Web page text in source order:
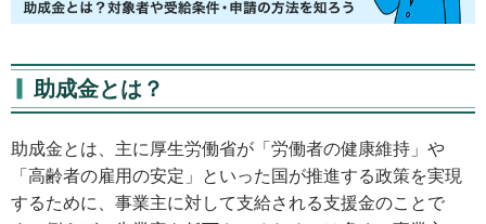
助成金とは？
助成金とは、主に厚生労働省が「労働者の健康維持」や
「高齢者の雇用の安定」といった国が推進する政策を実現
するために、事業主に対して支給される支援金のことで